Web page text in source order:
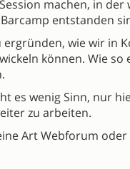
machen, in
entstanden
ergründen, wie wir in
können. Wie
es wenig Sinn, nur
zu arbeiten.
Art Webforum